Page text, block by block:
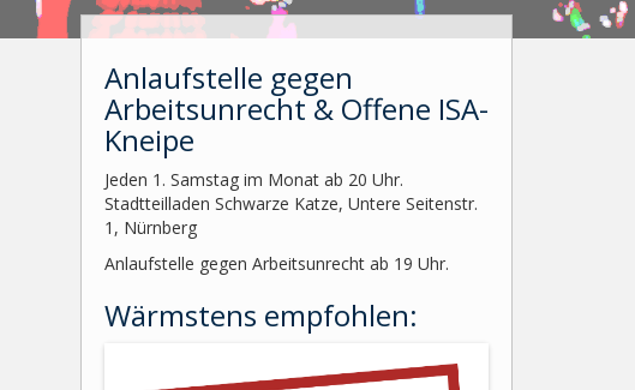
Anlaufstelle gegen
Arbeitsunrecht & Offene ISA-
Kneipe
Jeden 1. Samstag im Monat ab 20 Uhr.
Stadtteilladen Schwarze Katze, Untere Seitenstr.
1, Nürnberg
Anlaufstelle gegen Arbeitsunrecht ab 19 Uhr.
Wärmstens empfohlen: